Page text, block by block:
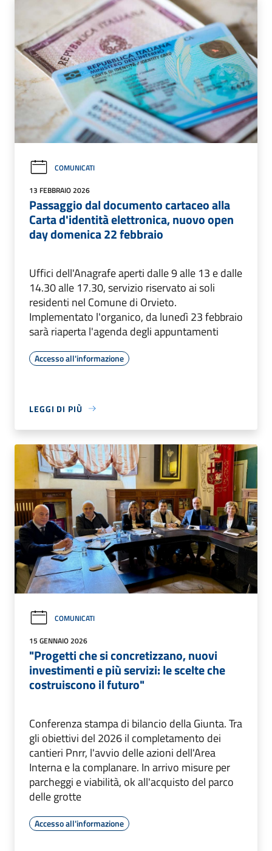
COMUNICATI
13 FEBBRAIO 2026
Passaggio dal documento cartaceo alla
Carta d'identità elettronica, nuovo open
day domenica 22 febbraio
Uffici dell'Anagrafe aperti dalle 9 alle 13 e dalle
14.30 alle 17.30, servizio riservato ai soli
residenti nel Comune di Orvieto.
Implementato l'organico, da lunedì 23 febbraio
sarà riaperta l'agenda degli appuntamenti
Accesso all'informazione
LEGGI DI PIÙ
COMUNICATI
15 GENNAIO 2026
"Progetti che si concretizzano, nuovi
investimenti e più servizi: le scelte che
costruiscono il futuro"
Conferenza stampa di bilancio della Giunta. Tra
gli obiettivi del 2026 il completamento dei
cantieri Pnrr, l'avvio delle azioni dell'Area
Interna e la complanare. In arrivo misure per
parcheggi e viabilità, ok all'acquisto del parco
delle grotte
Accesso all'informazione